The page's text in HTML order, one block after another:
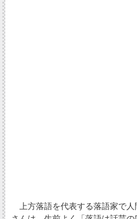
上方落語を代表する落語家で人